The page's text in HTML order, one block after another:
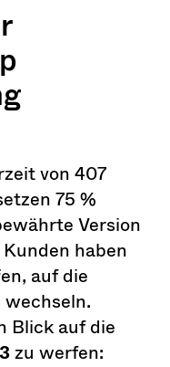
von 407
75 %
Version
haben
auf die
wechseln.
Blick auf die
zu werfen: